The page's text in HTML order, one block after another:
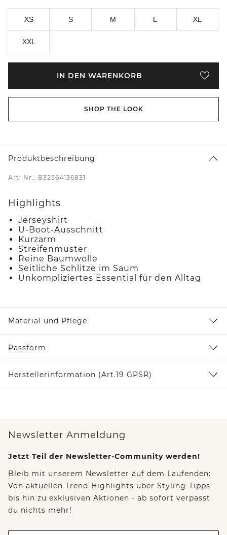
XS S M L XL
XXL
IN DEN WARENKORB
SHOP THE LOOK
Produktbeschreibung
Art. Nr.: B32564136831
Highlights
Jerseyshirt
U-Boot-Ausschnitt
Kurzarm
Streifenmuster
Reine Baumwolle
Seitliche Schlitze im Saum
Unkompliziertes Essential für den Alltag
Material und Pflege
Passform
Herstellerinformation (Art.19 GPSR)
Newsletter Anmeldung
Jetzt Teil der Newsletter-Community werden!
Bleib mit unserem Newsletter auf dem Laufenden:
Von aktuellen Trend-Highlights über Styling-Tipps
bis hin zu exklusiven Aktionen - ab sofort verpasst
du nichts mehr!